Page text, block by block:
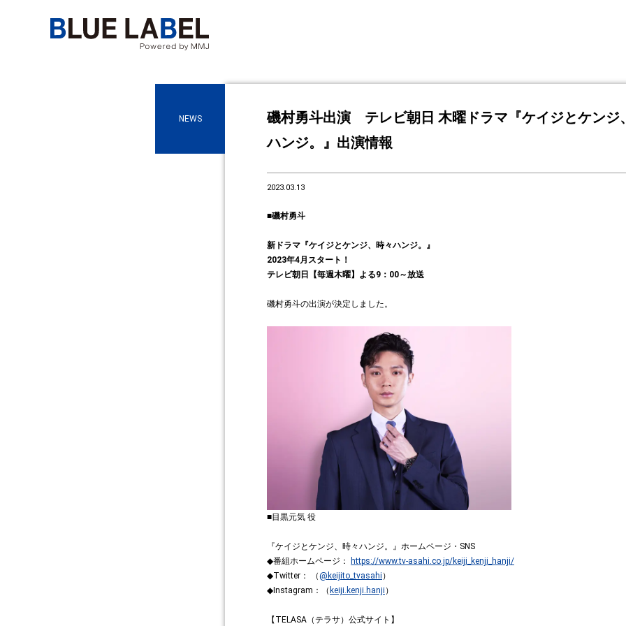
磯村勇斗出演 テレビ朝日 木曜ドラマ『ケイジとケンジ
ハンジ。』出演情報
2023.03.13
■磯村勇斗
新ドラマ『ケイジとケンジ、時々ハンジ。』
2023年4月スタート！
テレビ朝日【毎週木曜】よる9：00～放送
磯村勇斗の出演が決定しました。
■目黒元気 役
『ケイジとケンジ、時々ハンジ。』ホームページ・SNS
◆番組ホームページ：
https://www.tv-asahi.co.jp/keiji_kenji_hanji/
◆Twitter： （@keijito_tvasahi ）
◆Instagram：（ keiji.kenji.hanji ）
【TELASA（テラサ）公式サイト】
NEWS